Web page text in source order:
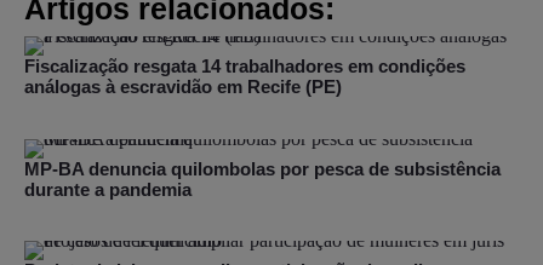
Artigos relacionados:
Fiscalização resgata 14 trabalhadores em condições
análogas à escravidão em Recife (PE)
MP-BA denuncia quilombolas por pesca de subsistência
durante a pandemia